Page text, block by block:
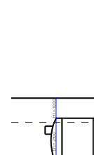
D1 = 2300
H1 = 1000